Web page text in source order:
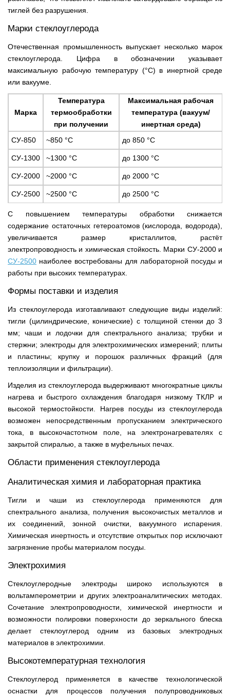
тиглей без разрушения.
Марки стеклоуглерода
Отечественная промышленность выпускает несколько марок
стеклоуглерода. Цифра в обозначении указывает
максимальную рабочую температуру (°С) в инертной среде
или вакууме.
Марка
Температура
термообработки
при получении
Максимальная рабочая
температура (вакуум/
инертная среда)
СУ-850
~850 °С до 850 °С
СУ-1300 ~1300 °С до 1300 °С
СУ-2000 ~2000 °С до 2000 °С
СУ-2500 ~2500 °С до 2500 °С
С повышением температуры обработки снижается
содержание остаточных гетероатомов (кислорода, водорода),
увеличивается размер кристаллитов, растёт
электропроводность и химическая стойкость. Марки СУ-2000 и
СУ-2500 наиболее востребованы для лабораторной посуды и
работы при высоких температурах.
Формы поставки и изделия
Из стеклоуглерода изготавливают следующие виды изделий:
тигли (цилиндрические, конические) с толщиной стенки до 3
мм; чаши и лодочки для спектрального анализа; трубки и
стержни; электроды для электрохимических измерений; плиты
и пластины; крупку и порошок различных фракций (для
теплоизоляции и фильтрации).
Изделия из стеклоуглерода выдерживают многократные циклы
нагрева и быстрого охлаждения благодаря низкому ТКЛР и
высокой термостойкости. Нагрев посуды из стеклоуглерода
возможен непосредственным пропусканием электрического
тока, в высокочастотном поле, на электронагревателях с
закрытой спиралью, а также в муфельных печах.
Области применения стеклоуглерода
Аналитическая химия и лабораторная практика
Тигли и чаши из стеклоуглерода применяются для
спектрального анализа, получения высокочистых металлов и
их соединений, зонной очистки, вакуумного испарения.
Химическая инертность и отсутствие открытых пор исключают
загрязнение пробы материалом посуды.
Электрохимия
Стеклоуглеродные электроды широко используются в
вольтамперометрии и других электроаналитических методах.
Сочетание электропроводности, химической инертности и
возможности полировки поверхности до зеркального блеска
делает стеклоуглерод одним из базовых электродных
материалов в электрохимии.
Высокотемпературная технология
Стеклоуглерод применяется в качестве технологической
оснастки для процессов получения полупроводниковых